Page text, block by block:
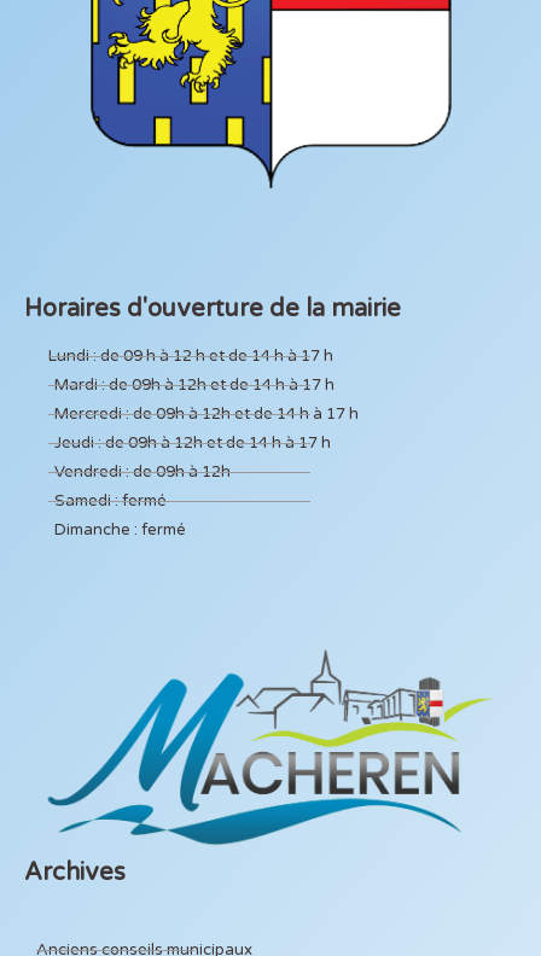
Horaires d'ouverture de la mairie
Lundi : de 09 h à 12 h et de 14 h à 17 h
Mardi : de 09h à 12h et de 14 h à 17 h
Mercredi : de 09h à 12h et de 14 h à 17 h
Jeudi : de 09h à 12h et de 14 h à 17 h
Vendredi : de 09h à 12h
Samedi : fermé
Dimanche : fermé
Archives
Anciens conseils municipaux